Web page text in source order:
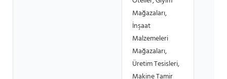
Mağazaları,
İnşaat
Malzemeleri
Mağazaları,
Üretim Tesisleri,
Makine Tamir